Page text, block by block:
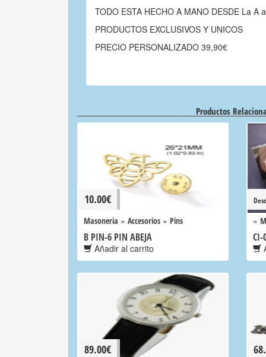
TODO ESTA HECHO A MANO DESDE La A
PRODUCTOS EXCLUSIVOS Y UNICOS
PRECIO PERSONALIZADO 39,90€
Productos
10.00€
Masoneria » Accesorios » Pins
B PIN-6 PIN ABEJA
Añadir al carrito
»
CI-
89.00€